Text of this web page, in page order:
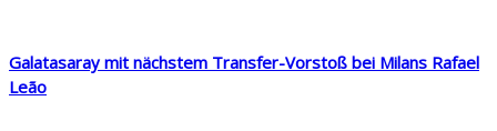
Galatasaray mit nächstem Transfer-Vorstoß bei Milans Rafael
Leão